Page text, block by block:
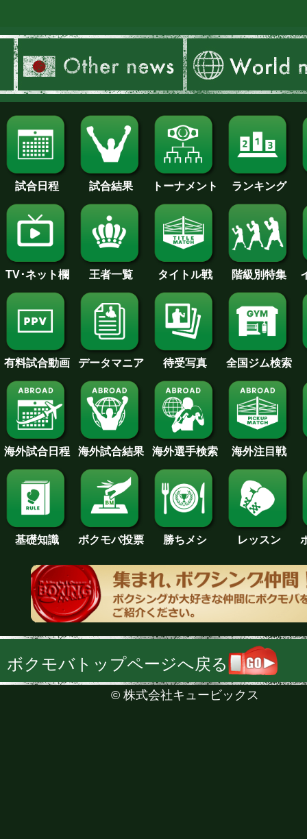
試合日程 試合結果 トーナメント ランキング
TV･ネット欄 王者一覧 タイトル戦 階級別特集
有料試合動画 データマニア 待受写真 全国ジム検索
海外試合日程 海外試合結果 海外選手検索 海外注目戦
基礎知識 ボクモバ投票 勝ちメシ レッスン
ボクモバトップページへ戻る
© 株式会社キュービックス